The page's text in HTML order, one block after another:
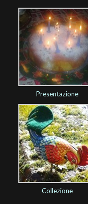
Presentazione
Collezione